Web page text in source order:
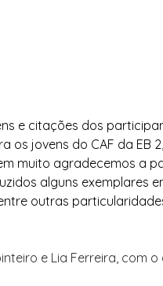
e citações dos
os jovens do CAF da EB
muito agradecemos a
alguns exemplares
outras
e Lia Ferreira, com o